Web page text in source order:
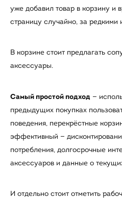
уже добавил товар в корзину и
страницу случайно, за редкими
В корзине стоит предлагать
аксессуары.
Самый простой подход —
предыдущих покупках
поведения, перекрёстные
эффективный —
потребления, долгосрочные
аксессуаров и данные о
И отдельно стоит отметить